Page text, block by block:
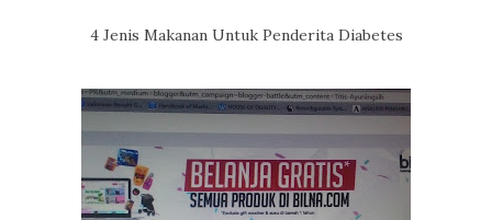
4 Jenis Makanan Untuk Penderita Diabetes